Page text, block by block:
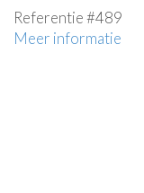
Referentie #489
Meer informatie